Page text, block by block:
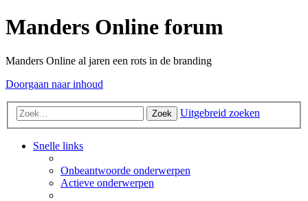
Manders Online forum
Manders Online al jaren een rots in de branding
Doorgaan naar inhoud
Zoek Uitgebreid zoeken
Snelle links
Onbeantwoorde onderwerpen
Actieve onderwerpen